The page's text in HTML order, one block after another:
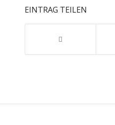
EINTRAG TEILEN